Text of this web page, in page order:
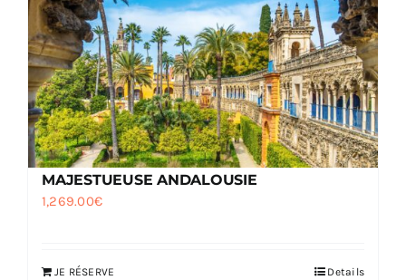
MAJESTUEUSE ANDALOUSIE
1,269.00€
JE RÉSERVE Details